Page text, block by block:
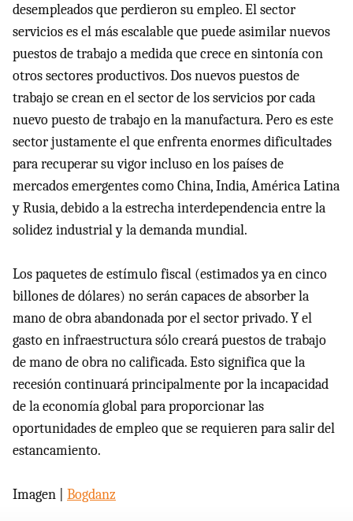
desempleados que perdieron su empleo. El sector
servicios es el más escalable que puede asimilar nuevos
puestos de trabajo a medida que crece en sintonía con
otros sectores productivos. Dos nuevos puestos de
trabajo se crean en el sector de los servicios por cada
nuevo puesto de trabajo en la manufactura. Pero es este
sector justamente el que enfrenta enormes dificultades
para recuperar su vigor incluso en los países de
mercados emergentes como China, India, América Latina
y Rusia, debido a la estrecha interdependencia entre la
solidez industrial y la demanda mundial.
Los paquetes de estímulo fiscal (estimados ya en cinco
billones de dólares) no serán capaces de absorber la
mano de obra abandonada por el sector privado. Y el
gasto en infraestructura sólo creará puestos de trabajo
de mano de obra no calificada. Esto significa que la
recesión continuará principalmente por la incapacidad
de la economía global para proporcionar las
oportunidades de empleo que se requieren para salir del
estancamiento.
Imagen | Bogdanz